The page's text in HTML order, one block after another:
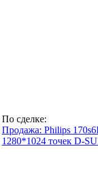
По сделке:
Продажа: Philips
1280*1024 точек D-